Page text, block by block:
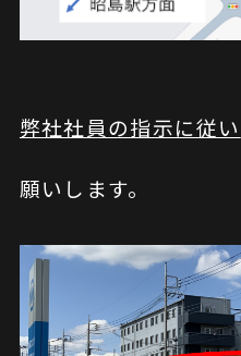
弊社社員の指示に従い
願いします。